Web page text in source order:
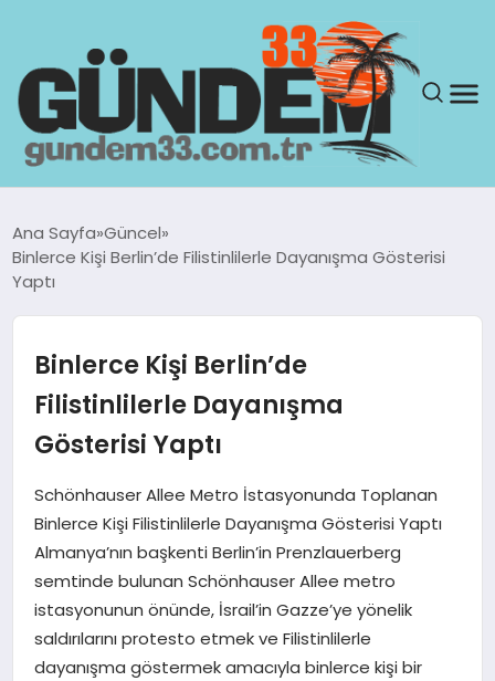
GÜNDEM
TEKNOLOJI
EKONOMI
MAGAZIN
Ana Sayfa Güncel
Binlerce Kişi Berlin’de Filistinlilerle Dayanışma Gösterisi
Yaptı
Binlerce Kişi Berlin’de
Filistinlilerle Dayanışma
Gösterisi Yaptı
Schönhauser Allee Metro İstasyonunda Toplanan
Binlerce Kişi Filistinlilerle Dayanışma Gösterisi Yaptı
Almanya’nın başkenti Berlin’in Prenzlauerberg
semtinde bulunan Schönhauser Allee metro
istasyonunun önünde, İsrail’in Gazze’ye yönelik
saldırılarını protesto etmek ve Filistinlilerle
dayanışma göstermek amacıyla binlerce kişi bir